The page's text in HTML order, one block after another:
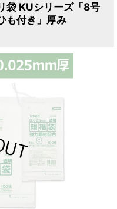
袋 KUシリーズ「8号
も付き」厚み